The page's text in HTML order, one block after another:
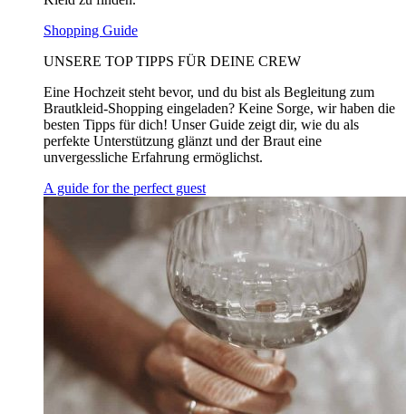
Shopping Guide
UNSERE TOP TIPPS FÜR DEINE CREW
Eine Hochzeit steht bevor, und du bist als Begleitung zum
Brautkleid-Shopping eingeladen? Keine Sorge, wir haben die
besten Tipps für dich! Unser Guide zeigt dir, wie du als
perfekte Unterstützung glänzt und der Braut eine
unvergessliche Erfahrung ermöglichst.
A guide for the perfect guest